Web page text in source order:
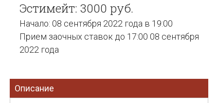
Эстимейт: 3000 руб.
Начало: 08 сентября 2022 года в 19:00
Прием заочных ставок до 17:00 08 сентября
2022 года
Описание